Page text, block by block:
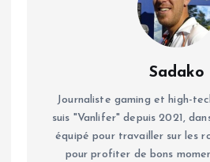
Sadako
Journaliste gaming et high-
suis "Vanlifer" depuis 2021,
équipé pour travailler sur les
pour profiter de bons